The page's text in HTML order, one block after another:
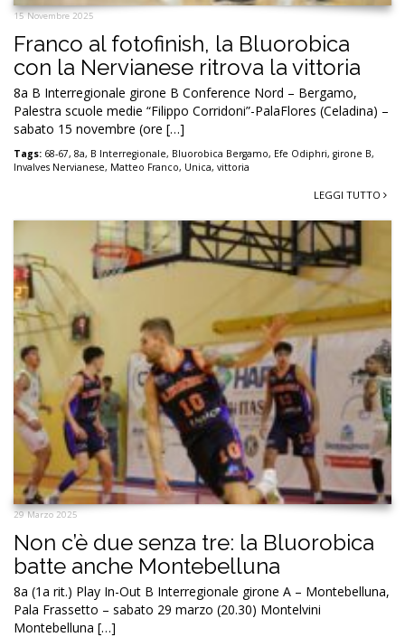
15 Novembre 2025
Franco al fotofinish, la Bluorobica
con la Nervianese ritrova la vittoria
8a B Interregionale girone B Conference Nord – Bergamo,
Palestra scuole medie “Filippo Corridoni”-PalaFlores (Celadina) –
sabato 15 novembre (ore […]
Tags: 68-67, 8a, B Interregionale, Bluorobica Bergamo, Efe Odiphri, girone B,
Invalves Nervianese, Matteo Franco, Unica, vittoria
LEGGI TUTTO
29 Marzo 2025
Non c’è due senza tre: la Bluorobica
batte anche Montebelluna
8a (1a rit.) Play In-Out B Interregionale girone A – Montebelluna,
Pala Frassetto – sabato 29 marzo (20.30) Montelvini
Montebelluna […]